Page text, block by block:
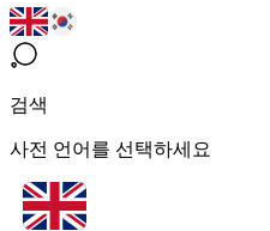
검색
사전 언어를 선택하세요